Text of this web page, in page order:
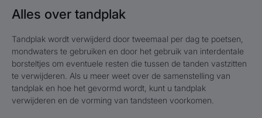
Alles over tandplak
Tandplak wordt verwijderd door tweemaal per dag te poetsen,
mondwaters te gebruiken en door het gebruik van interdentale
borsteltjes om eventuele resten die tussen de tanden vastzitten
te verwijderen. Als u meer weet over de samenstelling van
tandplak en hoe het gevormd wordt, kunt u tandplak
verwijderen en de vorming van tandsteen voorkomen.